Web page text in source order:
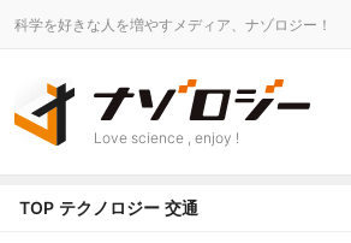
科学を好きな人を増やすメディア、ナゾロジー！
Love science , enjoy !
TOP テクノロジー 交通